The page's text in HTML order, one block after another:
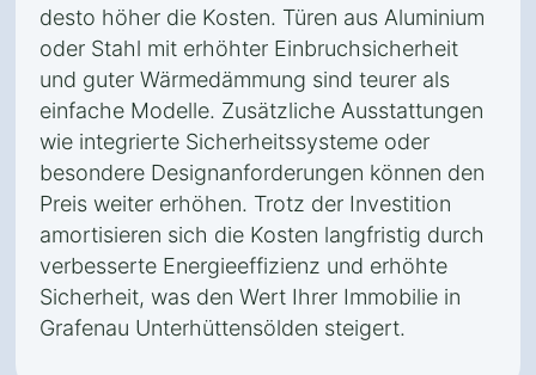
desto höher die Kosten. Türen aus Aluminium
oder Stahl mit erhöhter Einbruchsicherheit
und guter Wärmedämmung sind teurer als
einfache Modelle. Zusätzliche Ausstattungen
wie integrierte Sicherheitssysteme oder
besondere Designanforderungen können den
Preis weiter erhöhen. Trotz der Investition
amortisieren sich die Kosten langfristig durch
verbesserte Energieeffizienz und erhöhte
Sicherheit, was den Wert Ihrer Immobilie in
Grafenau Unterhüttensölden steigert.